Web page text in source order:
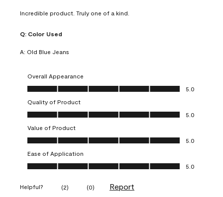
Incredible product. Truly one of a kind.
Q: Color Used
A: Old Blue Jeans
Overall Appearance
Overall Appearance, 5.0 out of 5
5.0
Quality of Product
Quality of Product, 5.0 out of 5
5.0
Value of Product
Value of Product, 5.0 out of 5
5.0
Ease of Application
Ease of Application, 5.0 out of 5
5.0
Helpful? (2) (0) Report